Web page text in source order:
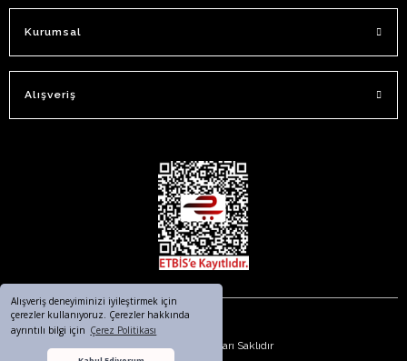
Alışveriş deneyiminizi iyileştirmek için
çerezler kullanıyoruz. Çerezler hakkında
ayrıntılı bilgi için Çerez Politikası
Kurumsal
Alışveriş
© 2023. Tüm Hakları Saklıdır